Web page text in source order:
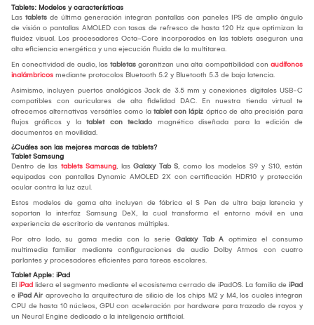
Tablets: Modelos y características
Las tablets de última generación integran pantallas con paneles IPS de amplio ángulo
de visión o pantallas AMOLED con tasas de refresco de hasta 120 Hz que optimizan la
fluidez visual. Los procesadores Octa-Core incorporados en las tablets aseguran una
alta eficiencia energética y una ejecución fluida de la multitarea.
En conectividad de audio, las tabletas garantizan una alta compatibilidad con audífonos
inalámbricos mediante protocolos Bluetooth 5.2 y Bluetooth 5.3 de baja latencia.
Asimismo, incluyen puertos analógicos Jack de 3.5 mm y conexiones digitales USB-C
compatibles con auriculares de alta fidelidad DAC. En nuestra tienda virtual te
ofrecemos alternativas versátiles como la tablet con lápiz óptico de alta precisión para
flujos gráficos y la tablet con teclado magnético diseñada para la edición de
documentos en movilidad.
¿Cuáles son las mejores marcas de tablets?
Tablet Samsung
Dentro de las tablets Samsung, las Galaxy Tab S, como los modelos S9 y S10, están
equipadas con pantallas Dynamic AMOLED 2X con certificación HDR10 y protección
ocular contra la luz azul.
Estos modelos de gama alta incluyen de fábrica el S Pen de ultra baja latencia y
soportan la interfaz Samsung DeX, la cual transforma el entorno móvil en una
experiencia de escritorio de ventanas múltiples.
Por otro lado, su gama media con la serie Galaxy Tab A optimiza el consumo
multimedia familiar mediante configuraciones de audio Dolby Atmos con cuatro
parlantes y procesadores eficientes para tareas escolares.
Tablet Apple: iPad
El iPad lidera el segmento mediante el ecosistema cerrado de iPadOS. La familia de iPad
e iPad Air aprovecha la arquitectura de silicio de los chips M2 y M4, los cuales integran
CPU de hasta 10 núcleos, GPU con aceleración por hardware para trazado de rayos y
un Neural Engine dedicado a la inteligencia artificial.